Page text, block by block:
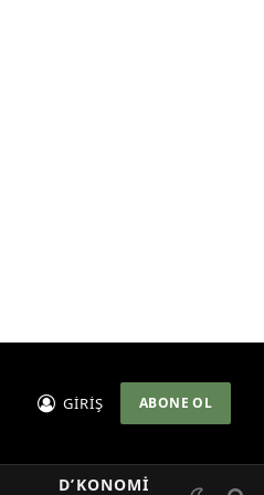
GİRİŞ ABONE OL
D’KONOMI